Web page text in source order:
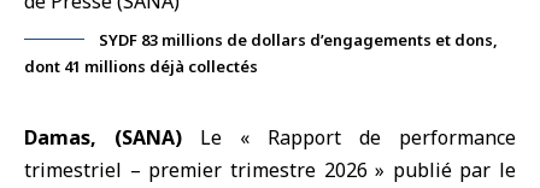
SYDF 83 millions de dollars d’engagements et dons,
dont 41 millions déjà collectés
Damas, (SANA) Le « Rapport de performance
trimestriel – premier trimestre 2026 » publié par le